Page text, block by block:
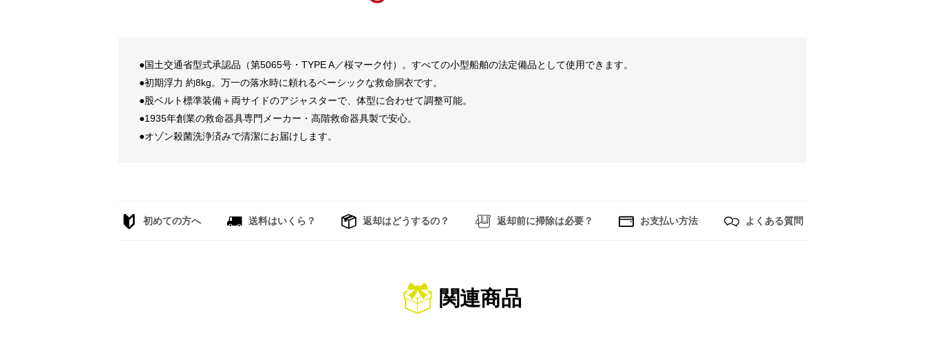
●国土交通省型式承認品（第5065号・TYPE A／桜マーク付）。すべての小型船舶の法定備品として使用できます。
●初期浮力 約8kg。万一の落水時に頼れるベーシックな救命胴衣です。
●股ベルト標準装備＋両サイドのアジャスターで、体型に合わせて調整可能。
●1935年創業の救命器具専門メーカー・高階救命器具製で安心。
●オゾン殺菌洗浄済みで清潔にお届けします。
初めての方へ 送料はいくら？ 返却はどうするの？ 返却前に掃除は必要？ お支払い方法 よくある質問
関連商品